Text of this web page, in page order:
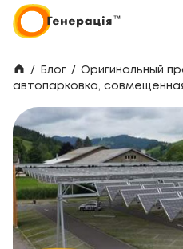
/ Блог / Оригинальный
автопарковка,